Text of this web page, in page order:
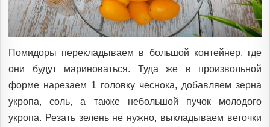
Помидоры перекладываем в большой контейнер, где
они будут мариноваться. Туда же в произвольной
форме нарезаем 1 головку чеснока, добавляем зерна
укропа, соль, а также небольшой пучок молодого
укропа. Резать зелень не нужно, выкладываем веточки